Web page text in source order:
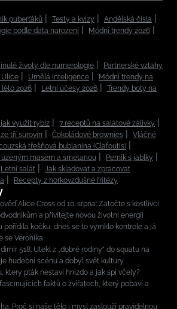
puberťáků Testy a kvízy
Andělská čísla
podle data narození
Módní trendy 2026
životy dle numerologie
Partnerské vztahy
Ulice Umělá inteligence
Módní trendy na
léto 2026 Letní účesy 2026
Trendy boty na
využít rybíz
7 receptů na salátové zálivky
tří surovin
Čokoládové brownies
Vláčné
třešňová bublanina (Clafoutis)
masem a smetanou
Perník s jablky
Letní salát
Jak skladovat a zpracovat
Recepty z horkovzdušné fritézy
Alice Cross od 10. srpna: Zatočte s kostlivci
a přivítejte novou životní energii
pořídila kočku, dnes se to vymklo kontrole a já
se Veronika
518: Utekl z „dobré rodiny“ do squatu na
hudební scénu a dobyl svět kultury
který pták nestaví hnízdo a jak spí včely?
faktů o zvířatech, který pobaví a
Proč si naše tělo i mysl zaslouží pravidelnou